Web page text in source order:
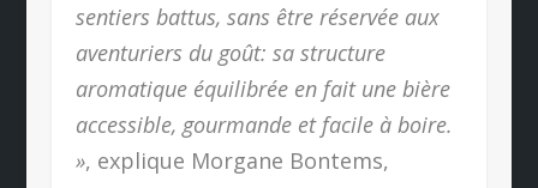
sentiers battus, sans être réservée aux
aventuriers du goût: sa structure
aromatique équilibrée en fait une bière
accessible, gourmande et facile à boire.
», explique Morgane Bontems,